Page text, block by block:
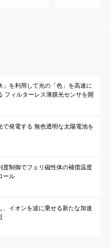
」を利用して光の「色」を高速に
フィルターレス薄膜光センサを開
で発電する 無色透明な太陽電池を
度制御でフェリ磁性体の補償温度
ール
、イオンを波に乗せる新たな加速